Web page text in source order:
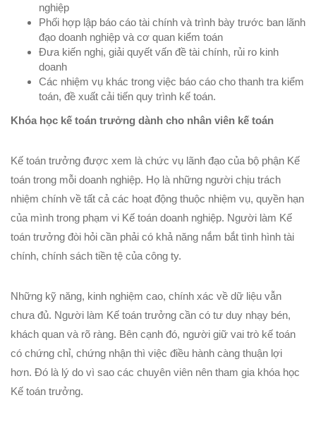
nghiệp
Phối hợp lập báo cáo tài chính và trình bày trước ban lãnh
đạo doanh nghiệp và cơ quan kiểm toán
Đưa kiến nghị, giải quyết vấn đề tài chính, rủi ro kinh
doanh
Các nhiệm vụ khác trong việc báo cáo cho thanh tra kiểm
toán, đề xuất cải tiến quy trình kế toán.
Khóa học kế toán trưởng dành cho nhân viên kế toán
Kế toán trưởng được xem là chức vụ lãnh đạo của bộ phận Kế
toán trong mỗi doanh nghiệp. Họ là những người chịu trách
nhiệm chính về tất cả các hoạt động thuộc nhiệm vụ, quyền hạn
của mình trong phạm vi Kế toán doanh nghiệp. Người làm Kế
toán trưởng đòi hỏi cần phải có khả năng nắm bắt tình hình tài
chính, chính sách tiền tệ của công ty.
Những kỹ năng, kinh nghiệm cao, chính xác về dữ liệu vẫn
chưa đủ. Người làm Kế toán trưởng cần có tư duy nhạy bén,
khách quan và rõ ràng. Bên cạnh đó, người giữ vai trò kế toán
có chứng chỉ, chứng nhận thì việc điều hành càng thuận lợi
hơn. Đó là lý do vì sao các chuyên viên nên tham gia khóa học
Kế toán trưởng.